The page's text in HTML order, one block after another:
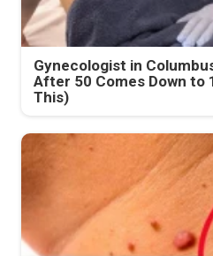
Gynecologist in
After 50 Comes Down to
This)